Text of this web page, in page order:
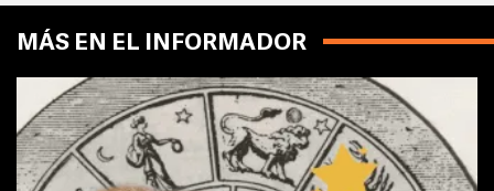
MÁS EN EL INFORMADOR